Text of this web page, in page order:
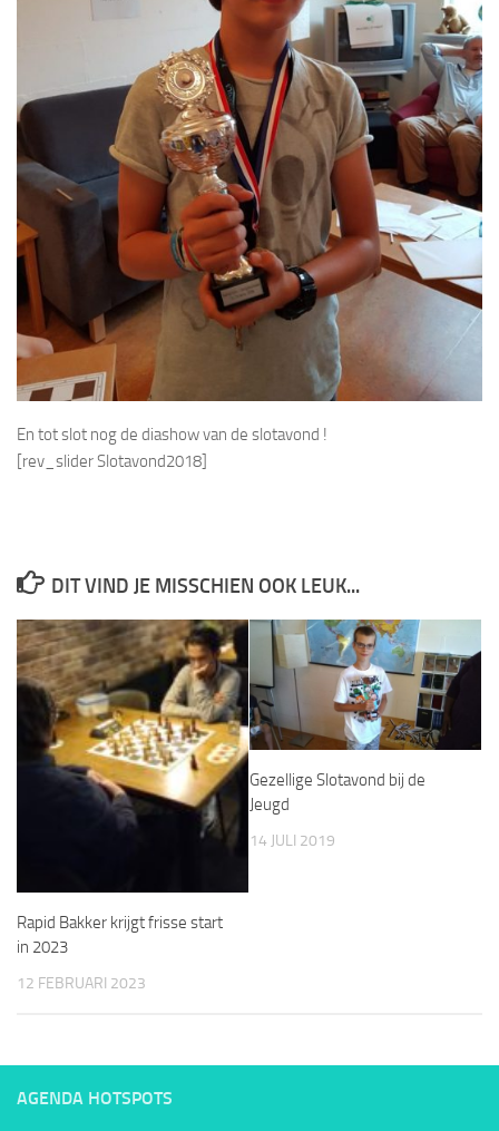
En tot slot nog de diashow van de slotavond !
[rev_slider Slotavond2018]
DIT VIND JE MISSCHIEN OOK LEUK...
Rapid Bakker krijgt frisse start
in 2023
12 FEBRUARI 2023
Gezellige Slotavond bij de
Jeugd
14 JULI 2019
AGENDA HOTSPOTS